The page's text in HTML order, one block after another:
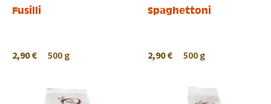
Fusilli
2,90 € 500 g
Spaghettoni
2,90 € 500 g